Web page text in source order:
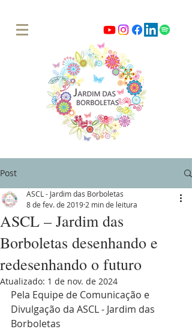
Post
ASCL – Jardim das
Borboletas desenhando e
redesenhando o futuro
ASCL - Jardim das Borboletas
8 de fev. de 2019 2 min de leitura
Atualizado: 1 de nov. de 2024
Pela Equipe de Comunicação e
Divulgação da ASCL - Jardim das
Borboletas